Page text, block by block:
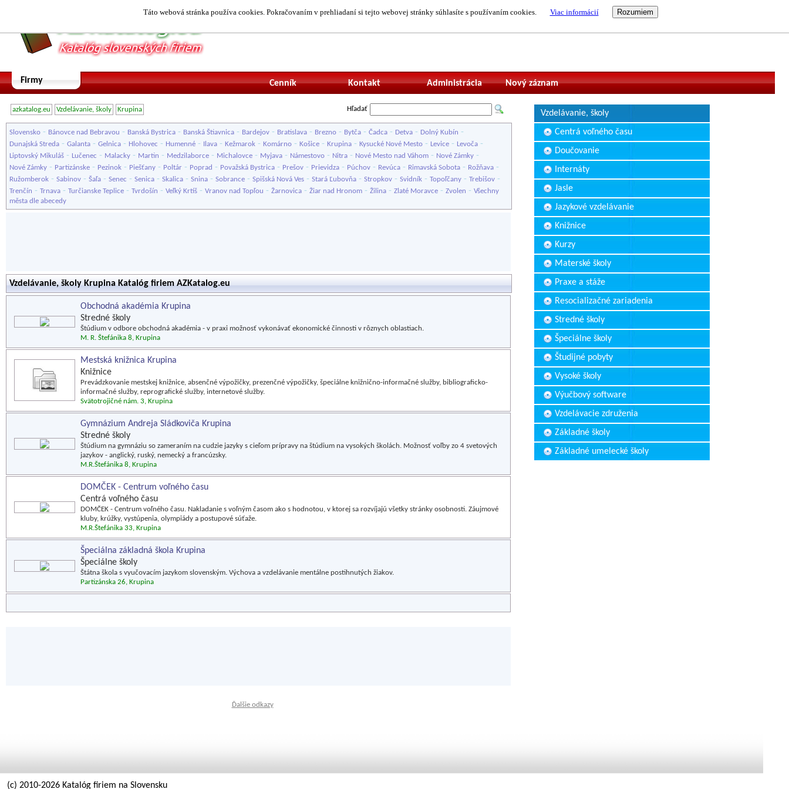
Táto webová stránka používa cookies. Pokračovaním v prehliadaní si tejto webovej stránky súhlasíte s používaním cookies. Viac informácií
Firmy Nový záznam
Administrácia
Kontakt
Cenník
azkatalog.eu Vzdelávanie, školy Krupina Hľadať
Slovensko - Bánovce nad Bebravou - Banská Bystrica - Banská Štiavnica - Bardejov - Bratislava - Brezno - Bytča - Čadca - Detva - Dolný Kubín -
Dunajská Streda - Galanta - Gelnica - Hlohovec - Humenné - Ilava - Kežmarok - Komárno - Košice - Krupina - Kysucké Nové Mesto - Levice - Levoča -
Liptovský Mikuláš - Lučenec - Malacky - Martin - Medzilaborce - Michalovce - Myjava - Námestovo - Nitra - Nové Mesto nad Váhom - Nové Zámky -
Nové Zámky - Partizánske - Pezinok - Piešťany - Poltár - Poprad - Považská Bystrica - Prešov - Prievidza - Púchov - Revúca - Rimavská Sobota - Rožňava -
Ružomberok - Sabinov - Šaľa - Senec - Senica - Skalica - Snina - Sobrance - Spišská Nová Ves - Stará Ľubovňa - Stropkov - Svidník - Topoľčany - Trebišov -
Trenčín - Trnava - Turčianske Teplice - Tvrdošín - Veľký Krtíš - Vranov nad Topľou - Žarnovica - Žiar nad Hronom - Žilina - Zlaté Moravce - Zvolen - Všechny
města dle abecedy
Vzdelávanie, školy Krupina Katalóg firiem AZKatalog.eu
Obchodná akadémia Krupina
Stredné školy
Štúdium v odbore obchodná akadémia - v praxi možnosť vykonávať ekonomické činnosti v rôznych oblastiach.
M. R. Štefánika 8, Krupina
Mestská knižnica Krupina
Knižnice
Prevádzkovanie mestskej knižnice, absenčné výpožičky, prezenčné výpožičky, špeciálne knižnično-informačné služby, bibliograficko-
informačné služby, reprografické služby, internetové služby.
Svätotrojičné nám. 3, Krupina
Gymnázium Andreja Sládkoviča Krupina
Stredné školy
Štúdium na gymnáziu so zameraním na cudzie jazyky s cieľom prípravy na štúdium na vysokých školách. Možnosť voľby zo 4 svetových
jazykov - anglický, ruský, nemecký a francúzsky.
M.R.Štefánika 8, Krupina
DOMČEK - Centrum voľného času
Centrá voľného času
DOMČEK - Centrum voľného času. Nakladanie s voľným časom ako s hodnotou, v ktorej sa rozvíjajú všetky stránky osobnosti. Záujmové
kluby, krúžky, vystúpenia, olympiády a postupové súťaže.
M.R.Štefánika 33, Krupina
Špeciálna základná škola Krupina
Špeciálne školy
Štátna škola s vyučovacím jazykom slovenským. Výchova a vzdelávanie mentálne postihnutých žiakov.
Partizánska 26, Krupina
Vzdelávanie, školy
Centrá voľného času
Doučovanie
Internáty
Jasle
Jazykové vzdelávanie
Knižnice
Kurzy
Materské školy
Praxe a stáže
Resocializačné zariadenia
Stredné školy
Špeciálne školy
Študijné pobyty
Vysoké školy
Výučbový software
Vzdelávacie združenia
Základné školy
Základné umelecké školy
Ďalšie odkazy
(c) 2010-2026 Katalóg firiem na Slovensku